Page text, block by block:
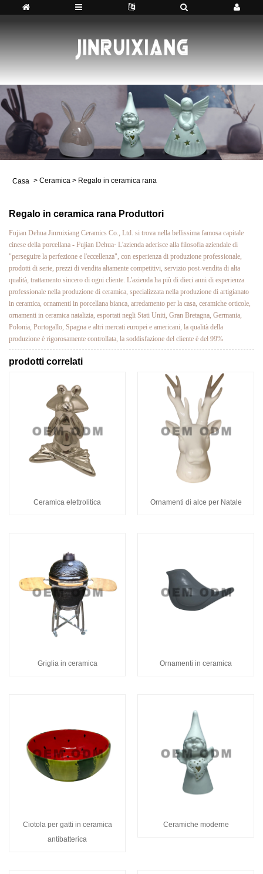
Casa > Ceramica > Regalo in ceramica rana
Regalo in ceramica rana Produttori
Fujian Dehua Jinruixiang Ceramics Co., Ltd. si trova nella bellissima famosa capitale
cinese della porcellana - Fujian Dehua· L'azienda aderisce alla filosofia aziendale di
"perseguire la perfezione e l'eccellenza", con esperienza di produzione professionale,
prodotti di serie, prezzi di vendita altamente competitivi, servizio post-vendita di alta
qualità, trattamento sincero di ogni cliente. L'azienda ha più di dieci anni di esperienza
professionale nella produzione di ceramica, specializzata nella produzione di artigianato
in ceramica, ornamenti in porcellana bianca, arredamento per la casa, ceramiche orticole,
ornamenti in ceramica natalizia, esportati negli Stati Uniti, Gran Bretagna, Germania,
Polonia, Portogallo, Spagna e altri mercati europei e americani, la qualità della
produzione è rigorosamente controllata, la soddisfazione del cliente è del 99%
prodotti correlati
Ceramica elettrolitica Ornamenti di alce per Natale
Griglia in ceramica Ornamenti in ceramica
Ciotola per gatti in ceramica
antibatterica
Ceramiche moderne